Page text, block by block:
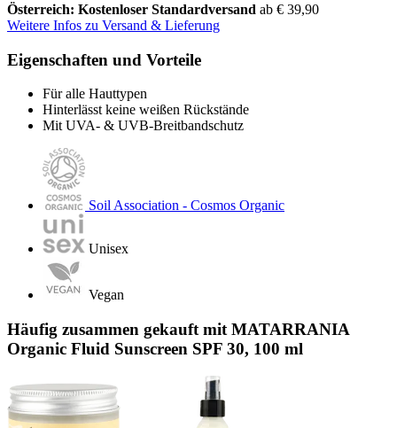
Österreich: Kostenloser Standardversand ab € 39,90
Weitere Infos zu Versand & Lieferung
Eigenschaften und Vorteile
Für alle Hauttypen
Hinterlässt keine weißen Rückstände
Mit UVA- & UVB-Breitbandschutz
Soil Association - Cosmos Organic
Unisex
Vegan
Häufig zusammen gekauft mit MATARRANIA
Organic Fluid Sunscreen SPF 30, 100 ml